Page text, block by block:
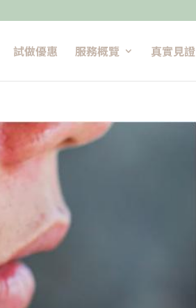
試做優惠 服務概覽 真實見證